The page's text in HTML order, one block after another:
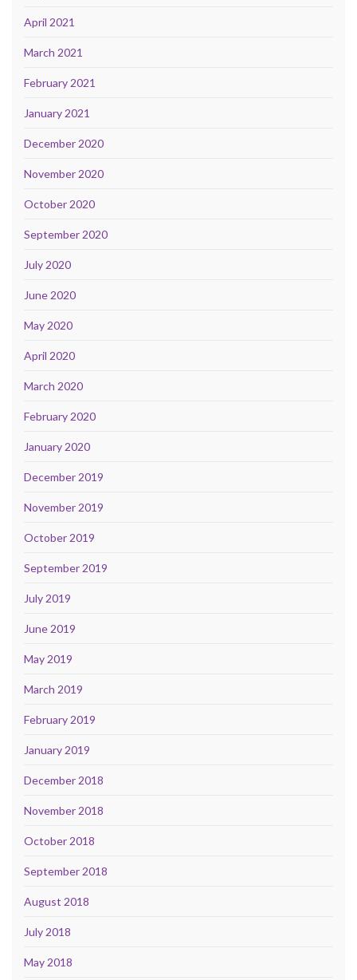
April 2021
March 2021
February 2021
January 2021
December 2020
November 2020
October 2020
September 2020
July 2020
June 2020
May 2020
April 2020
March 2020
February 2020
January 2020
December 2019
November 2019
October 2019
September 2019
July 2019
June 2019
May 2019
March 2019
February 2019
January 2019
December 2018
November 2018
October 2018
September 2018
August 2018
July 2018
May 2018